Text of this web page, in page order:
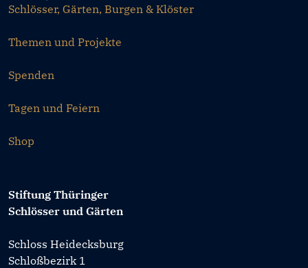
Schlösser, Gärten, Burgen & Klöster
Themen und Projekte
Spenden
Tagen und Feiern
Shop
Stiftung Thüringer
Schlösser und Gärten
Schloss Heidecksburg
Schloßbezirk 1